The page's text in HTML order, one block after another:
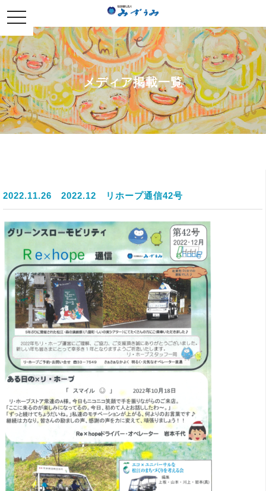
toggle
navigation
メディア掲載一覧
2022.11.26 2022.12 リホープ通信42号